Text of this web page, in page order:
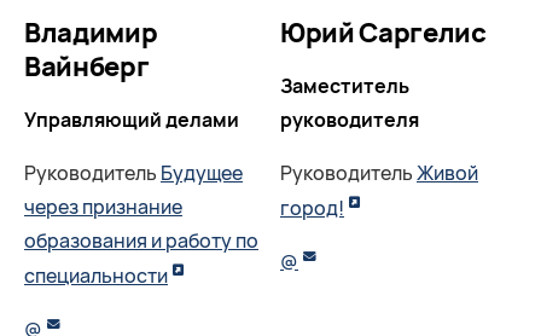
Владимир
Вайнберг
Управляющий делами
Руководитель Будущее
через признание
образования и работу по
специальности
@
Юрий Саргелис
Заместитель
руководителя
РуководительЖивой
город!
@